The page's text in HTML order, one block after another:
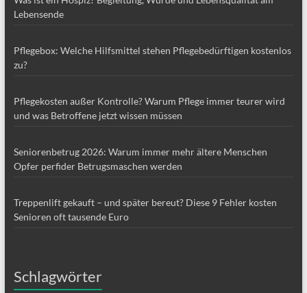
Lebensende
Pflegebox: Welche Hilfsmittel stehen Pflegebedürftigen kostenlos
zu?
Pflegekosten außer Kontrolle? Warum Pflege immer teurer wird
und was Betroffene jetzt wissen müssen
Seniorenbetrug 2026: Warum immer mehr ältere Menschen
Opfer perfider Betrugsmaschen werden
Treppenlift gekauft – und später bereut? Diese 9 Fehler kosten
Senioren oft tausende Euro
Schlagwörter